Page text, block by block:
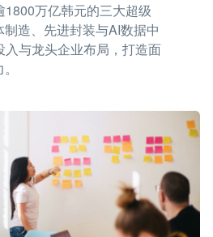
万亿韩元的三大超级
造、先进封装与AI数据中
与龙头企业布局，打造面